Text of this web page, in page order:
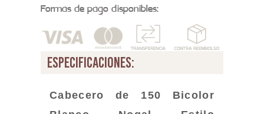
Formas de pago disponibles:
especificaciones:
Cabecero de 150 Bicolor